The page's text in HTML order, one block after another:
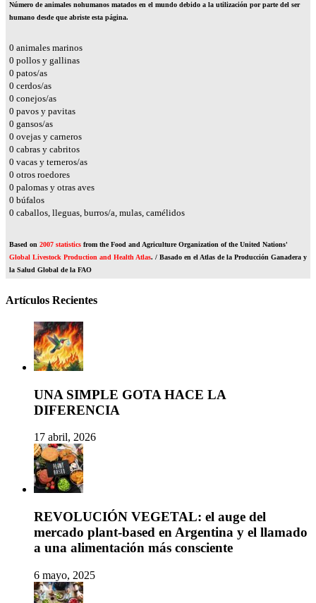
Número de animales nohumanos matados en el mundo debido a la utilización por parte del ser
humano desde que abriste esta página.
0 animales marinos
0 pollos y gallinas
0 patos/as
0 cerdos/as
0 conejos/as
0 pavos y pavitas
0 gansos/as
0 ovejas y carneros
0 cabras y cabritos
0 vacas y terneros/as
0 otros roedores
0 palomas y otras aves
0 búfalos
0 caballos, lleguas, burros/a, mulas, camélidos
Based on 2007 statistics from the Food and Agriculture Organization of the United Nations'
Global Livestock Production and Health Atlas. / Basado en el Atlas de la Producción Ganadera y
la Salud Global de la FAO
Artículos Recientes
UNA SIMPLE GOTA HACE LA
DIFERENCIA
17 abril, 2026
REVOLUCIÓN VEGETAL: el auge del
mercado plant-based en Argentina y el llamado
a una alimentación más consciente
6 mayo, 2025